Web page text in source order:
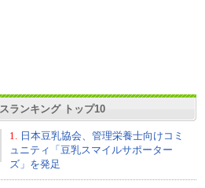
ランキング トップ10
1.
日本豆乳協会、管理栄養士向けコミ
ュニティ「豆乳スマイルサポーター
ズ」を発足